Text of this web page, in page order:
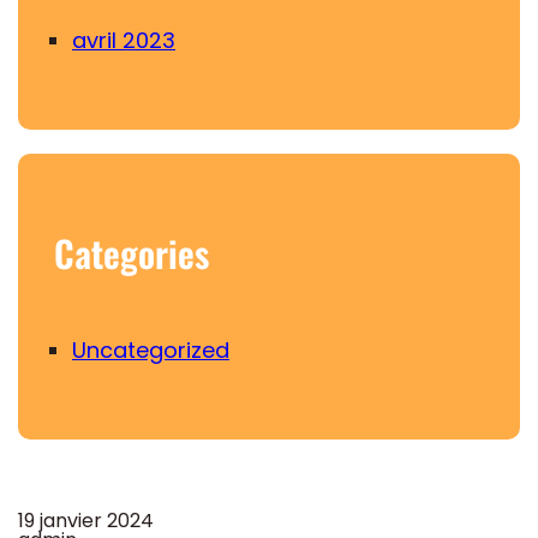
avril 2023
Categories
Uncategorized
19 janvier 2024